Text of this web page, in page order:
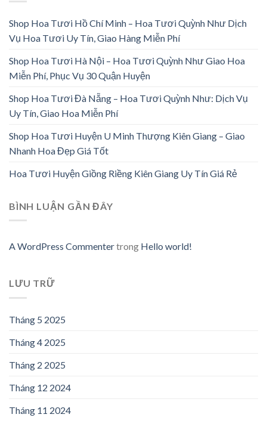
Shop Hoa Tươi Hồ Chí Minh – Hoa Tươi Quỳnh Như Dịch
Vụ Hoa Tươi Uy Tín, Giao Hàng Miễn Phí
Shop Hoa Tươi Hà Nội – Hoa Tươi Quỳnh Như Giao Hoa
Miễn Phí, Phục Vụ 30 Quận Huyện
Shop Hoa Tươi Đà Nẵng – Hoa Tươi Quỳnh Như: Dịch Vụ
Uy Tín, Giao Hoa Miễn Phí
Shop Hoa Tươi Huyện U Minh Thượng Kiên Giang – Giao
Nhanh Hoa Đẹp Giá Tốt
Hoa Tươi Huyện Giồng Riềng Kiên Giang Uy Tín Giá Rẻ
BÌNH LUẬN GẦN ĐÂY
A WordPress Commentertrong Hello world!
LƯU TRỮ
Tháng 5 2025
Tháng 4 2025
Tháng 2 2025
Tháng 12 2024
Tháng 11 2024